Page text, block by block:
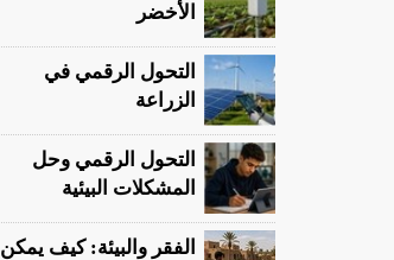
الأخضر
التحول الرقمي في
الزراعة
التحول الرقمي وحل
المشكلات البيئية
الفقر والبيئة: كيف يمكن